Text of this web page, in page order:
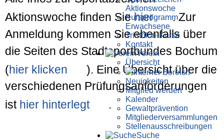
Aktionswoche
Kursprogramm
Erwachsene
Triathlon-Kurse
Kontakt
Verein
Übersicht
Interner Bereich
Neuigkeiten
Mitglied werden
Kalender
Gewaltprävention
Mitglieder­versammlungen
Stellen­aus­schrei­bungen
Suche
Aktionswoche finden Siehier
. Zur
Anmeldung kommen Sie ebenfalls über
die Seiten des Stadtsportbundes Bochum
(hier klicken
). Eine Übersicht über die
verschiedenen Prüfungsanforderungen
ist hier hinterlegt .